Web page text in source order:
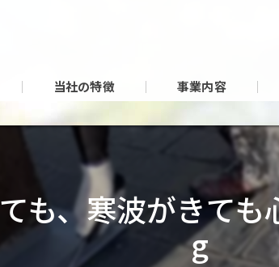
当社の特徴 事業内容
も、寒波がきて
g